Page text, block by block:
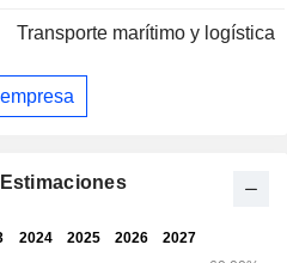
de carga marítima, así
asiáticas, europeas y
negocios en el mercado de
Transporte marítimo y logística